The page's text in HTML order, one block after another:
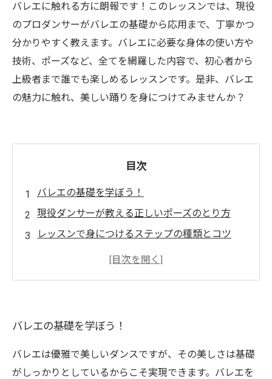
バレエに触れる方に朗報です！このレッスンでは、現役
のプロダンサーがバレエの基礎から応用まで、丁寧かつ
分かりやすく教えます。バレエに必要な身体の使い方や
技術、ポーズなど、全てを網羅した内容で、初心者から
上級者まで誰でも楽しめるレッスンです。是非、バレエ
の魅力に触れ、美しい踊りを身につけてみませんか？
目次
バレエの基礎を学ぼう！
現役ダンサーが教える正しいポーズのとり方
レッスンで身につけるステップの種類とコツ
プロ並みの美しい踊りを目指すための実践テク
バレエの基礎を学ぼう！
バレエは優雅で美しいダンスですが、その美しさは基礎
がしっかりとしているからこそ実現できます。バレエを